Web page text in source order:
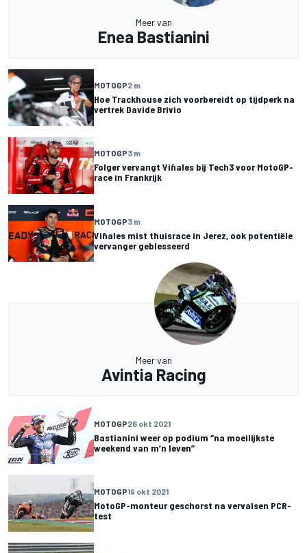
Meer van
Enea Bastianini
MOTOGP2 m
Hoe Trackhouse zich voorbereidt op tijdperk na
vertrek Davide Brivio
MOTOGP3 m
Folger vervangt Viñales bij Tech3 voor MotoGP-
race in Frankrijk
MOTOGP3 m
Viñales mist thuisrace in Jerez, ook potentiële
vervanger geblesseerd
Meer van
Avintia Racing
MOTOGP26 okt 2021
Bastianini weer op podium “na moeilijkste
weekend van m’n leven”
MOTOGP19 okt 2021
MotoGP-monteur geschorst na vervalsen PCR-
test